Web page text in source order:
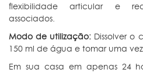
flexibilidade articular e
associados.
Modo de utilização: Dissolver o
150 ml de água e tomar uma
Em sua casa em apenas 24